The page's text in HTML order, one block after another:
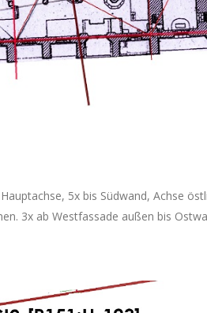
5x bis Südwand, Achse
3x ab Westfassade außen bis